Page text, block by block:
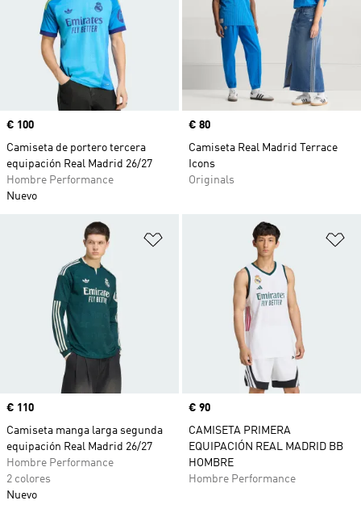
Precio
€ 100
Camiseta de portero tercera
equipación Real Madrid 26/27
Hombre Performance
Nuevo
Precio
€ 80
Camiseta Real Madrid Terrace
Icons
Originals
Añadir a la lista de deseos
Precio
€ 110
Camiseta manga larga segunda
equipación Real Madrid 26/27
Hombre Performance
2 colores
Nuevo
Precio
€ 90
CAMISETA PRIMERA
EQUIPACIÓN REAL MADRID BB
HOMBRE
Hombre Performance